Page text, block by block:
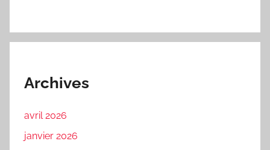
Archives
avril 2026
janvier 2026